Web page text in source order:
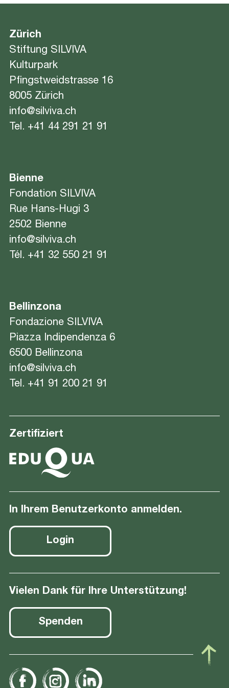
Zürich
Stiftung SILVIVA
Kulturpark
Pfingstweidstrasse 16
8005 Zürich
info@silviva.ch
Tel. +41 44 291 21 91
Bienne
Fondation SILVIVA
Rue Hans-Hugi 3
2502 Bienne
info@silviva.ch
Tél. +41 32 550 21 91
Bellinzona
Fondazione SILVIVA
Piazza Indipendenza 6
6500 Bellinzona
info@silviva.ch
Tel. +41 91 200 21 91
Zertifiziert
In Ihrem Benutzerkonto anmelden.
Login
Vielen Dank für Ihre Unterstützung!
Spenden